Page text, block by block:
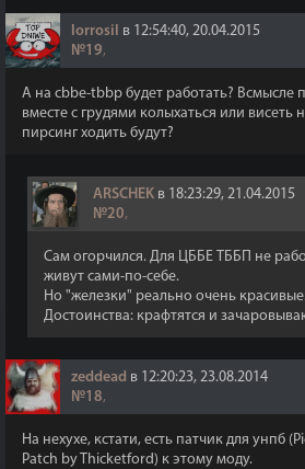
lorrosil в 12:54:40, 20.04.2015
№19,
А на cbbe-tbbp будет работать? Всмысле
вместе с грудями колыхаться или висеть
пирсинг ходить будут?
ARSCHEK в 18:23:29, 21.04.2015
№20,
Сам огорчился. Для ЦББЕ ТББП не
живут сами-по-себе.
Но "железки" реально очень
Достоинства: крафтятся и
zeddead в 12:20:23, 23.08.2014
№18,
На нехухе, кстати, есть патчик для унпб
Patch by Thicketford) к этому моду.